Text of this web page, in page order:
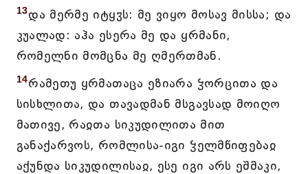
13და მერმე იტყჳს: მე ვიყო მოსავ მისსა; და
კუალად: აჰა ესერა მე და ყრმანი,
რომელნი მომცნა მე ღმერთმან.
14რამეთუ ყრმათაცა ეზიარა ჴორცითა და
სისხლითა, და თავადმან მსგავსად მოიღო
მათივე, რაჲთა სიკუდილითა მით
განაქარვოს, რომლისა-იგი ჴელმწიფებაჲ
აქუნდა სიკუდილისაჲ, ესე იგი არს ეშმაკი,